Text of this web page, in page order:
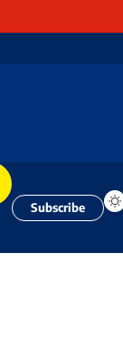
Subscribe